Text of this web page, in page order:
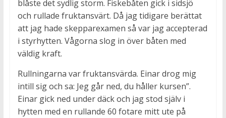
blåste det sydlig storm. Fiskebåten gick i sidsjö
och rullade fruktansvärt. Då jag tidigare berättat
att jag hade skepparexamen så var jag accepterad
i styrhytten. Vågorna slog in över båten med
väldig kraft.
Rullningarna var fruktansvärda. Einar drog mig
intill sig och sa: Jeg går ned, du håller kursen”.
Einar gick ned under däck och jag stod själv i
hytten med en rullande 60 fotare mitt ute på